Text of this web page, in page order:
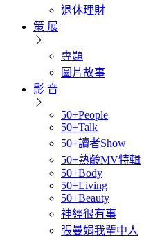
退休理財
策 展
專題
圖片故事
影 音
50+People
50+Talk
50+讀者Show
50+熟齡MV特輯
50+Body
50+Living
50+Beauty
神經很有事
張曼娟我輩中人